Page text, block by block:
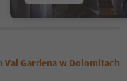
Val Gardena w Dolomitach